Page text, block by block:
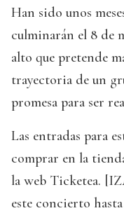
Han sido unos
culminarán el 8 de
alto que pretende
trayectoria de un
promesa para ser
Las entradas para
comprar en la
la web Ticketea.
este concierto